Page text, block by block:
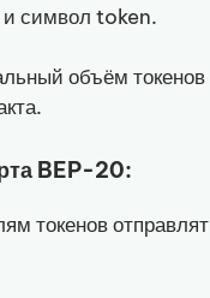
и символ token.
объём
BEP-20:
токенов